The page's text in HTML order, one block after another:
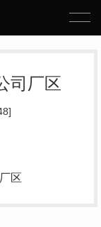
司厂区
区